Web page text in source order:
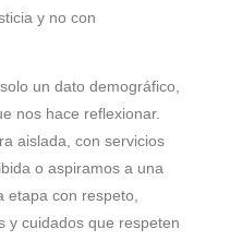
y no con
un dato demográfico,
nos hace reflexionar.
aislada, con servicios
o aspiramos a una
etapa con respeto,
y cuidados que respeten